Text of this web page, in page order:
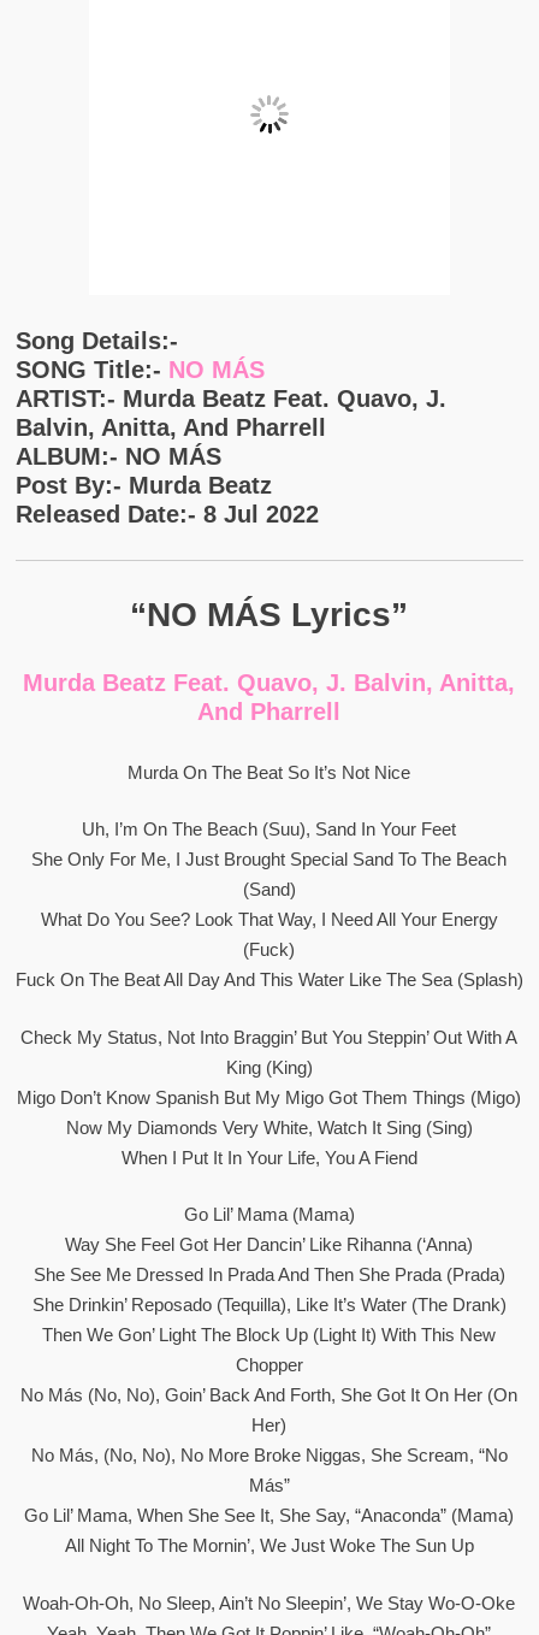
Song Details:-
SONG Title:- NO MÁS
ARTIST:- Murda Beatz Feat. Quavo, J.
Balvin, Anitta, And Pharrell
ALBUM:- NO MÁS
Post By:- Murda Beatz
Released Date:- 8 Jul 2022
“NO MÁS Lyrics”
Murda Beatz Feat. Quavo, J. Balvin, Anitta,
And Pharrell
Murda On The Beat So It’s Not Nice
Uh, I’m On The Beach (Suu), Sand In Your Feet
She Only For Me, I Just Brought Special Sand To The Beach
(Sand)
What Do You See? Look That Way, I Need All Your Energy
(Fuck)
Fuck On The Beat All Day And This Water Like The Sea (Splash)
Check My Status, Not Into Braggin’ But You Steppin’ Out With A
King (King)
Migo Don’t Know Spanish But My Migo Got Them Things (Migo)
Now My Diamonds Very White, Watch It Sing (Sing)
When I Put It In Your Life, You A Fiend
Go Lil’ Mama (Mama)
Way She Feel Got Her Dancin’ Like Rihanna (‘Anna)
She See Me Dressed In Prada And Then She Prada (Prada)
She Drinkin’ Reposado (Tequilla), Like It’s Water (The Drank)
Then Wе Gon’ Light The Block Up (Light It) With This New
Chopper
No Más (No, No), Goin’ Back And Forth, Shе Got It On Her (On
Her)
No Más, (No, No), No More Broke Niggas, She Scream, “No
Más”
Go Lil’ Mama, When She See It, She Say, “Anaconda” (Mama)
All Night To The Mornin’, We Just Woke The Sun Up
Woah-Oh-Oh, No Sleep, Ain’t No Sleepin’, We Stay Wo-O-Oke